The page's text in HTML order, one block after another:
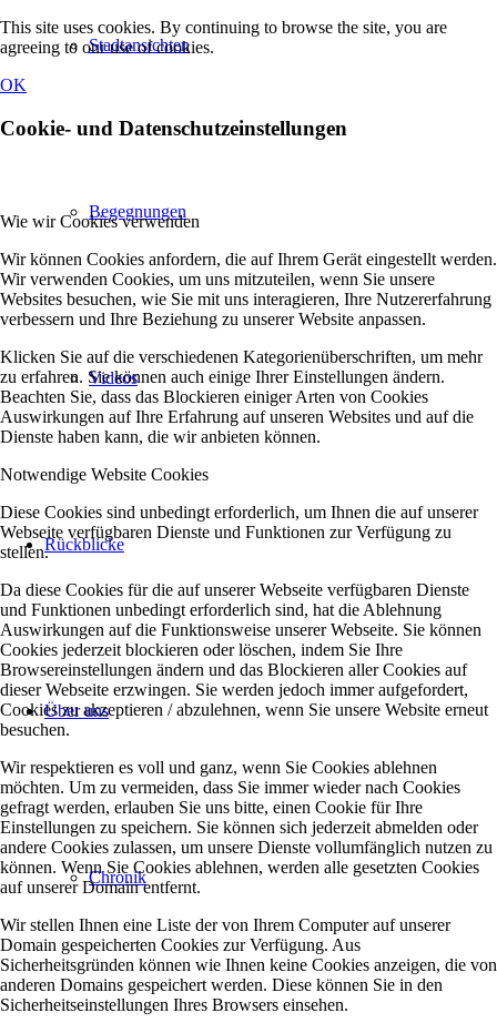
Stadtansichten
Begegnungen
Videos
Rückblicke
Über uns
Chronik
This site uses cookies. By continuing to browse the site, you are
agreeing to our use of cookies.
OK
Cookie- und Datenschutzeinstellungen
Wie wir Cookies verwenden
Wir können Cookies anfordern, die auf Ihrem Gerät eingestellt werden.
Wir verwenden Cookies, um uns mitzuteilen, wenn Sie unsere
Websites besuchen, wie Sie mit uns interagieren, Ihre Nutzererfahrung
verbessern und Ihre Beziehung zu unserer Website anpassen.
Klicken Sie auf die verschiedenen Kategorienüberschriften, um mehr
zu erfahren. Sie können auch einige Ihrer Einstellungen ändern.
Beachten Sie, dass das Blockieren einiger Arten von Cookies
Auswirkungen auf Ihre Erfahrung auf unseren Websites und auf die
Dienste haben kann, die wir anbieten können.
Notwendige Website Cookies
Diese Cookies sind unbedingt erforderlich, um Ihnen die auf unserer
Webseite verfügbaren Dienste und Funktionen zur Verfügung zu
stellen.
Da diese Cookies für die auf unserer Webseite verfügbaren Dienste
und Funktionen unbedingt erforderlich sind, hat die Ablehnung
Auswirkungen auf die Funktionsweise unserer Webseite. Sie können
Cookies jederzeit blockieren oder löschen, indem Sie Ihre
Browsereinstellungen ändern und das Blockieren aller Cookies auf
dieser Webseite erzwingen. Sie werden jedoch immer aufgefordert,
Cookies zu akzeptieren / abzulehnen, wenn Sie unsere Website erneut
besuchen.
Wir respektieren es voll und ganz, wenn Sie Cookies ablehnen
möchten. Um zu vermeiden, dass Sie immer wieder nach Cookies
gefragt werden, erlauben Sie uns bitte, einen Cookie für Ihre
Einstellungen zu speichern. Sie können sich jederzeit abmelden oder
andere Cookies zulassen, um unsere Dienste vollumfänglich nutzen zu
können. Wenn Sie Cookies ablehnen, werden alle gesetzten Cookies
auf unserer Domain entfernt.
Wir stellen Ihnen eine Liste der von Ihrem Computer auf unserer
Domain gespeicherten Cookies zur Verfügung. Aus
Sicherheitsgründen können wie Ihnen keine Cookies anzeigen, die von
anderen Domains gespeichert werden. Diese können Sie in den
Sicherheitseinstellungen Ihres Browsers einsehen.